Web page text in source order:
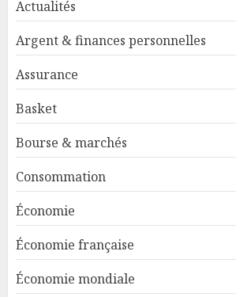
Actualités
Argent & finances personnelles
Assurance
Basket
Bourse & marchés
Consommation
Économie
Économie française
Économie mondiale